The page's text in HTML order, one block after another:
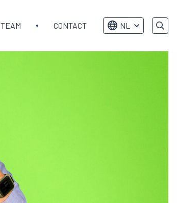
TEAM CONTACT NL